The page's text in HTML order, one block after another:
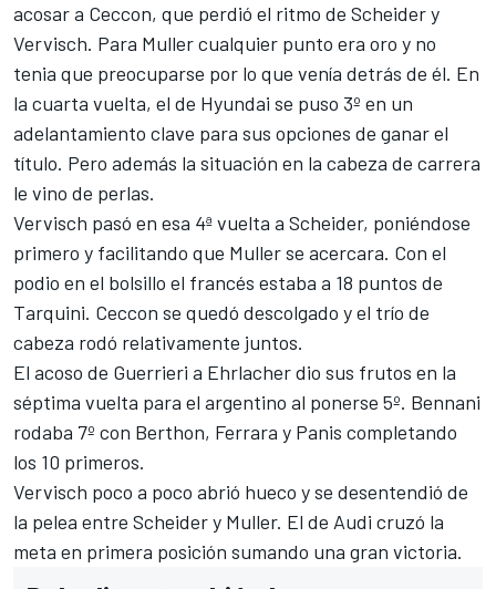
acosar a Ceccon, que perdió el ritmo de Scheider y
Vervisch. Para Muller cualquier punto era oro y no
tenia que preocuparse por lo que venía detrás de él. En
la cuarta vuelta, el de Hyundai se puso 3º en un
adelantamiento clave para sus opciones de ganar el
título. Pero además la situación en la cabeza de carrera
le vino de perlas.
Vervisch pasó en esa 4ª vuelta a Scheider, poniéndose
primero y facilitando que Muller se acercara. Con el
podio en el bolsillo el francés estaba a 18 puntos de
Tarquini. Ceccon se quedó descolgado y el trío de
cabeza rodó relativamente juntos.
El acoso de Guerrieri a Ehrlacher dio sus frutos en la
séptima vuelta para el argentino al ponerse 5º. Bennani
rodaba 7º con Berthon, Ferrara y Panis completando
los 10 primeros.
Vervisch poco a poco abrió hueco y se desentendió de
la pelea entre Scheider y Muller. El de Audi cruzó la
meta en primera posición sumando una gran victoria.